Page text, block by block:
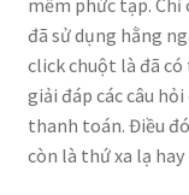
mềm phức tạp.
đã sử dụng hằng
click chuột là đã
giải đáp các câu
thanh toán. Điều
còn là thứ xa lạ hay